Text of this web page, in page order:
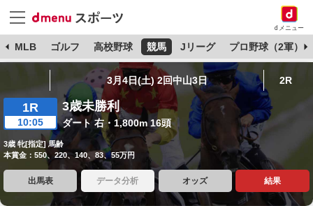
dメニュー
MLB ゴルフ 高校野球 競馬 Jリーグ プロ野球（2軍）
3月4日(土) 2回中山3日 2R
1R
10:05
3歳未勝利
ダート 右・1,800m 16頭
3歳 牝[指定] 馬齢
本賞金：550、220、140、83、55万円
出馬表 データ分析 オッズ 結果